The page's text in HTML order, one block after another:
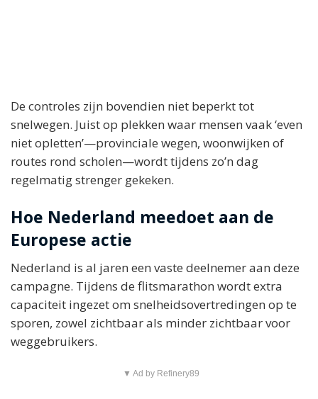
De controles zijn bovendien niet beperkt tot
snelwegen. Juist op plekken waar mensen vaak ‘even
niet opletten’—provinciale wegen, woonwijken of
routes rond scholen—wordt tijdens zo’n dag
regelmatig strenger gekeken.
Hoe Nederland meedoet aan de
Europese actie
Nederland is al jaren een vaste deelnemer aan deze
campagne. Tijdens de flitsmarathon wordt extra
capaciteit ingezet om snelheidsovertredingen op te
sporen, zowel zichtbaar als minder zichtbaar voor
weggebruikers.
▼ Ad by Refinery89